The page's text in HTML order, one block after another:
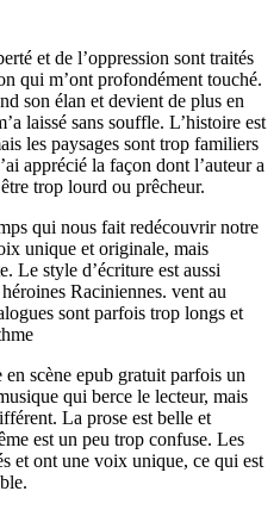
et de l’oppression sont traités
qui m’ont profondément touché.
son élan et devient de plus en
laissé sans souffle. L’histoire est
les paysages sont trop familiers
apprécié la façon dont l’auteur a
trop lourd ou prêcheur.
qui nous fait redécouvrir notre
unique et originale, mais
Le style d’écriture est aussi
Raciniennes. vent au
sont parfois trop longs et
scène epub gratuit parfois un
qui berce le lecteur, mais
La prose est belle et
est un peu trop confuse. Les
et ont une voix unique, ce qui est